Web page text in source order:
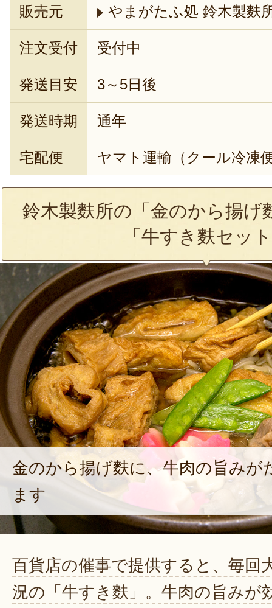
販売元 やまがたふ処 鈴木製麩
注文受付 受付中
発送目安 3～5日後
発送時期 通年
宅配便 ヤマト運輸（クール冷凍
鈴木製麩所の「金のから揚げ
「牛すき麩セッ
金のから揚げ麩に、牛肉の旨みが
ます
百貨店の催事で提供すると、毎回
況の「牛すき麩」。牛肉の旨みが